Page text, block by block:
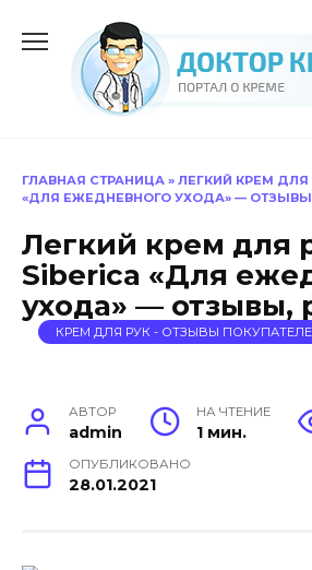
содержанию
ГЛАВНАЯ СТРАНИЦА » ЛЕГКИЙ КРЕМ ДЛЯ
«ДЛЯ ЕЖЕДНЕВНОГО УХОДА» —
Легкий крем для
Siberica «Для
ухода» — отзывы,
КРЕМ ДЛЯ РУК - ОТЗЫВЫ
АВТОР
admin
НА ЧТЕНИЕ
1 мин.
ОПУБЛИКОВАНО
28.01.2021